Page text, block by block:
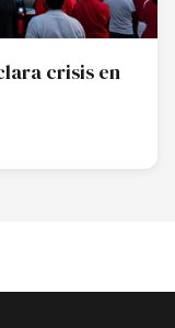
crisis en